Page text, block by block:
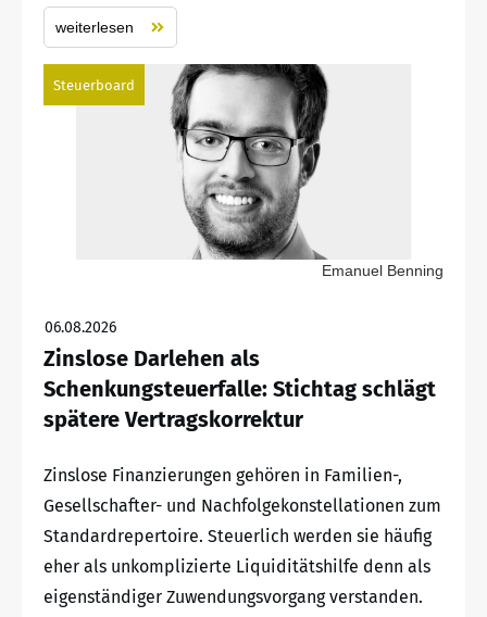
weiterlesen
Steuerboard
Emanuel Benning
06.08.2026
Zinslose Darlehen als
Schenkungsteuerfalle: Stichtag schlägt
spätere Vertragskorrektur
Zinslose Finanzierungen gehören in Familien-,
Gesellschafter- und Nachfolgekonstellationen zum
Standardrepertoire. Steuerlich werden sie häufig
eher als unkomplizierte Liquiditätshilfe denn als
eigenständiger Zuwendungsvorgang verstanden.